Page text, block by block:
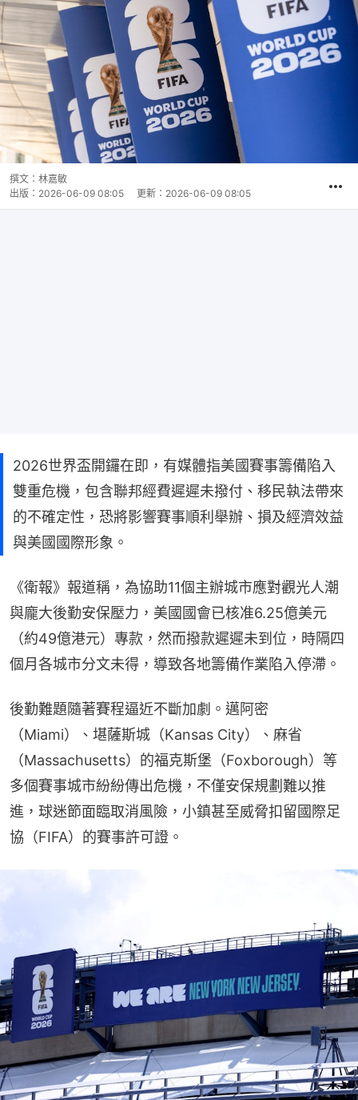
撰文： 林嘉敏
出版： 2026-06-09 08:05 更新： 2026-06-09 08:05
2026世界盃開鑼在即，有媒體指美國賽事籌備陷入
雙重危機，包含聯邦經費遲遲未撥付、移民執法帶來
的不確定性，恐將影響賽事順利舉辦、損及經濟效益
與美國國際形象。
《衛報》報道稱，為協助11個主辦城市應對觀光人潮
與龐大後勤安保壓力，美國國會已核准6.25億美元
（約49億港元）專款，然而撥款遲遲未到位，時隔四
個月各城市分文未得，導致各地籌備作業陷入停滯。
後勤難題隨著賽程逼近不斷加劇。邁阿密
（Miami）、堪薩斯城（Kansas City）、麻省
（Massachusetts）的福克斯堡（Foxborough）等
多個賽事城市紛紛傳出危機，不僅安保規劃難以推
進，球迷節面臨取消風險，小鎮甚至威脅扣留國際足
協（FIFA）的賽事許可證。